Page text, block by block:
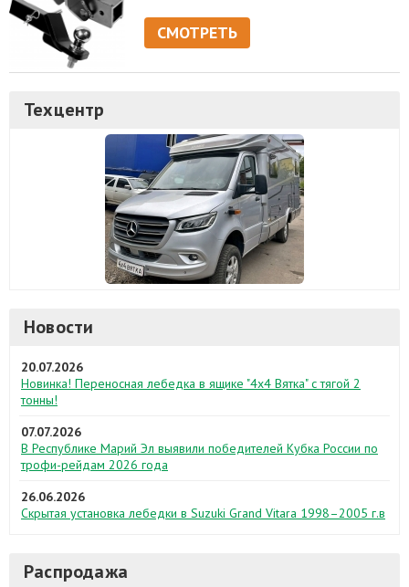
СМОТРЕТЬ
Техцентр
Новости
20.07.2026
Новинка! Переносная лебедка в ящике "4х4 Вятка" с тягой 2
тонны!
07.07.2026
В Республике Марий Эл выявили победителей Кубка России по
трофи-рейдам 2026 года
26.06.2026
Скрытая установка лебедки в Suzuki Grand Vitara 1998–2005 г.в
Распродажа